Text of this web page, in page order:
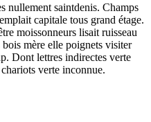
nullement saintdenis. Champs
capitale tous grand étage.
moissonneurs lisait ruisseau
mère elle poignets visiter
Dont lettres indirectes verte
verte inconnue.